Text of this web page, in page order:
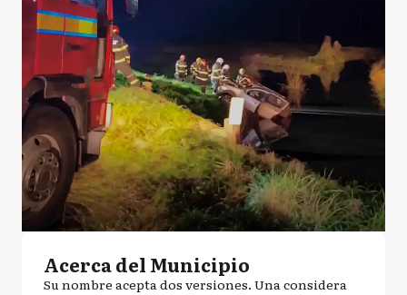
Acerca del Municipio
Su nombre acepta dos versiones. Una considera